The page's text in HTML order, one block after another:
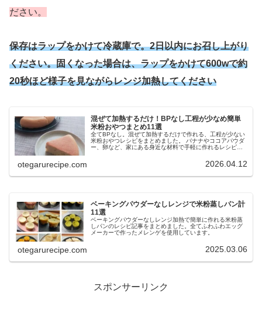
ださい。
保存はラップをかけて冷蔵庫で。2日以内にお召し上がり
ください。固くなった場合は、ラップをかけて600wで約
20秒ほど様子を見ながらレンジ加熱してください
混ぜて加熱するだけ！BPなし工程が少なめ簡単
米粉おやつまとめ11選
全てBPなし。混ぜて加熱するだけで作れる、工程が少ない
米粉おやつレシピをまとめました。 バナナやココアパウダ
ー、卵など、家にある身近な材料で手軽に作れるレシピで
otegarurecipe.com 2026.04.12
ベーキングパウダーなしレンジで米粉蒸しパン計
11選
ベーキングパウダーなしレンジ加熱で簡単に作れる米粉蒸
しパンのレシピ記事をまとめました。全てふわふわエッグ
メーカーで作ったメレンゲを使用しています。
otegarurecipe.com 2025.03.06
スポンサーリンク